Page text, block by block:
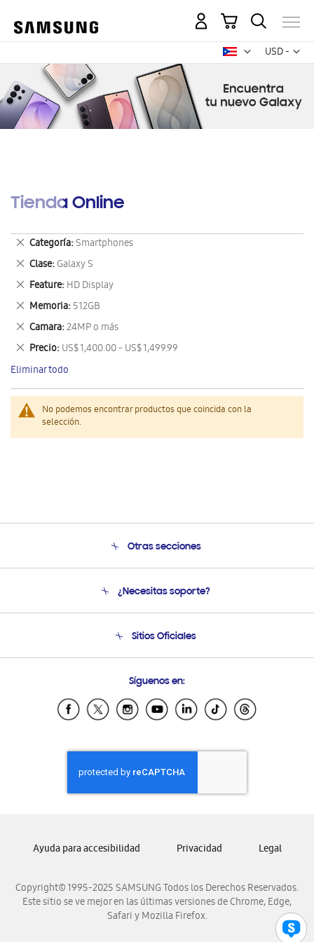
USD -
dólar
Mi carrito
Tienda Online
No podemos encontrar productos que coincida con la
selección.
Categoría Smartphones
Eliminar
este
artículo
Clase Galaxy S
Eliminar
este
artículo
Feature HD Display
Eliminar
este
artículo
Memoria 512GB
Eliminar
este
artículo
Camara 24MP o más
Eliminar
este
artículo
Precio US$ 1,400.00 - US$ 1,499.99
Eliminar
este
artículo
Eliminar todo
Otras secciones
Soporte
Condiciones de Compra
¿Necesitas soporte?
Soporte vía eMail
Sitios Oficiales
Samsung Ecuador
Samsung El Salvador
Samsung Honduras
Samsung Nicaragua
Samsung Panamá
Samsung Venezuela
Síguenos en:
Copyright© 1995-2025 SAMSUNG Todos los Derechos Reservados.
Este sitio se ve mejor en las últimas versiones de Chrome, Edge,
Safari y Mozilla Firefox.
Ayuda para accesibilidad Privacidad Legal